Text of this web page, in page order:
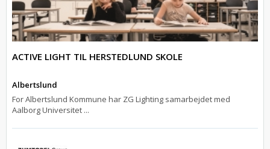
ACTIVE LIGHT TIL HERSTEDLUND SKOLE
Albertslund
For Albertslund Kommune har ZG Lighting samarbejdet med
Aalborg Universitet ...